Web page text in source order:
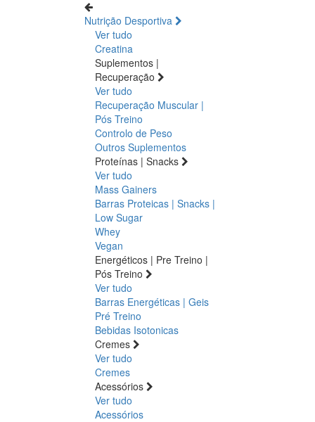
Nutrição Desportiva
Ver tudo
Creatina
Suplementos |
Recuperação
Ver tudo
Recuperação Muscular |
Pós Treino
Controlo de Peso
Outros Suplementos
Proteínas | Snacks
Ver tudo
Mass Gainers
Barras Proteicas | Snacks |
Low Sugar
Whey
Vegan
Energéticos | Pre Treino |
Pós Treino
Ver tudo
Barras Energéticas | Geis
Pré Treino
Bebidas Isotonicas
Cremes
Ver tudo
Cremes
Acessórios
Ver tudo
Acessórios